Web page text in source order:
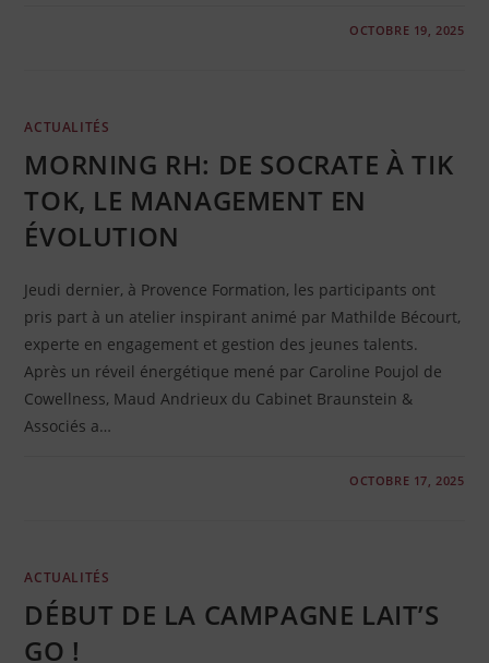
OCTOBRE 19, 2025
ACTUALITÉS
MORNING RH: DE SOCRATE À TIK
TOK, LE MANAGEMENT EN
ÉVOLUTION
Jeudi dernier, à Provence Formation, les participants ont
pris part à un atelier inspirant animé par Mathilde Bécourt,
experte en engagement et gestion des jeunes talents.
Après un réveil énergétique mené par Caroline Poujol de
Cowellness, Maud Andrieux du Cabinet Braunstein &
Associés a…
OCTOBRE 17, 2025
ACTUALITÉS
DÉBUT DE LA CAMPAGNE LAIT’S
GO !